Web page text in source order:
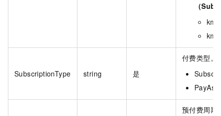
（
SubscriptionType string 是
付费类型。
预付费周期